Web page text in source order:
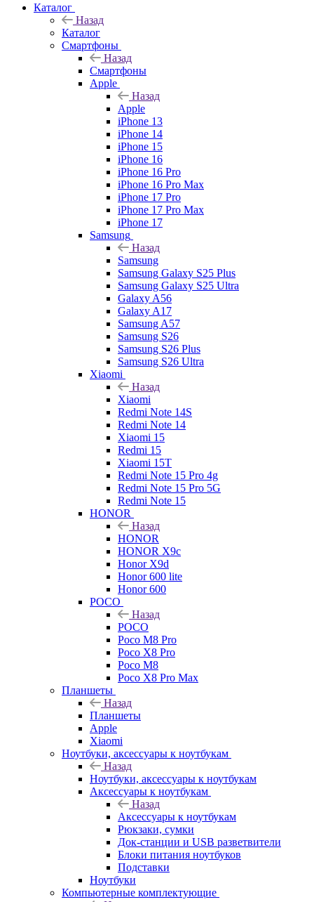
Каталог
Назад
Каталог
Смартфоны
Назад
Смартфоны
Apple
Назад
Apple
iPhone 13
iPhone 14
iPhone 15
iPhone 16
iPhone 16 Pro
iPhone 16 Pro Max
iPhone 17 Pro
iPhone 17 Pro Max
iPhone 17
Samsung
Назад
Samsung
Samsung Galaxy S25 Plus
Samsung Galaxy S25 Ultra
Galaxy A56
Galaxy A17
Samsung A57
Samsung S26
Samsung S26 Plus
Samsung S26 Ultra
Xiaomi
Назад
Xiaomi
Redmi Note 14S
Redmi Note 14
Xiaomi 15
Redmi 15
Xiaomi 15T
Redmi Note 15 Pro 4g
Redmi Note 15 Pro 5G
Redmi Note 15
HONOR
Назад
HONOR
HONOR X9c
Honor X9d
Honor 600 lite
Honor 600
POCO
Назад
POCO
Poco M8 Pro
Poco X8 Pro
Poco M8
Poco X8 Pro Max
Планшеты
Назад
Планшеты
Apple
Xiaomi
Ноутбуки, аксессуары к ноутбукам
Назад
Ноутбуки, аксессуары к ноутбукам
Аксессуары к ноутбукам
Назад
Аксессуары к ноутбукам
Рюкзаки, сумки
Док-станции и USB разветвители
Блоки питания ноутбуков
Подставки
Ноутбуки
Компьютерные комплектующие